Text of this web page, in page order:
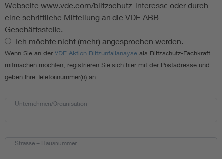
Webseite www.vde.com/blitzschutz-interesse oder durch
eine schriftliche Mitteilung an die VDE ABB
Geschäftsstelle.
Ich möchte nicht (mehr) angesprochen werden.
Wenn Sie an derVDE Aktion Blitzunfallanayse als Blitzschutz-Fachkraft
mitmachen möchten, registrieren Sie sich hier mit der Postadresse und
geben Ihre Telefonnummer(n) an.
Unternehmen/Organisation
Strasse + Hausnummer